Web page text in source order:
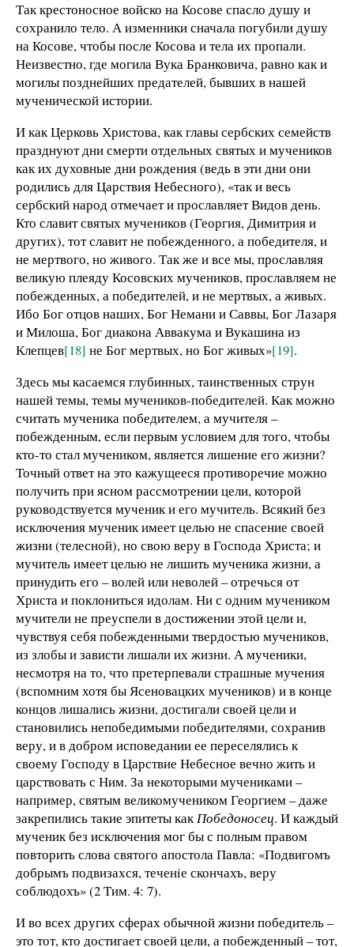
Так крестоносное войско на Косове спасло душу и
сохранило тело. А изменники сначала погубили душу
на Косове, чтобы после Косова и тела их пропали.
Неизвестно, где могила Вука Бранковича, равно как и
могилы позднейших предателей, бывших в нашей
мученической истории.
И как Церковь Христова, как главы сербских семейств
празднуют дни смерти отдельных святых и мучеников
как их духовные дни рождения (ведь в эти дни они
родились для Царствия Небесного), «так и весь
сербский народ отмечает и прославляет Видов день.
Кто славит святых мучеников (Георгия, Димитрия и
других), тот славит не побежденного, а победителя, и
не мертвого, но живого. Так же и все мы, прославляя
великую плеяду Косовских мучеников, прославляем не
побежденных, а победителей, и не мертвых, а живых.
Ибо Бог отцов наших, Бог Немани и Саввы, Бог Лазаря
и Милоша, Бог диакона Аввакума и Вукашина из
Клепцев[18] не Бог мертвых, но Бог живых»[19].
Здесь мы касаемся глубинных, таинственных струн
нашей темы, темы мучеников-победителей. Как можно
считать мученика победителем, а мучителя –
побежденным, если первым условием для того, чтобы
кто-то стал мучеником, является лишение его жизни?
Точный ответ на это кажущееся противоречие можно
получить при ясном рассмотрении цели, которой
руководствуется мученик и его мучитель. Всякий без
исключения мученик имеет целью не спасение своей
жизни (телесной), но свою веру в Господа Христа; и
мучитель имеет целью не лишить мученика жизни, а
принудить его – волей или неволей – отречься от
Христа и поклониться идолам. Ни с одним мучеником
мучители не преуспели в достижении этой цели и,
чувствуя себя побежденными твердостью мучеников,
из злобы и зависти лишали их жизни. А мученики,
несмотря на то, что претерпевали страшные мучения
(вспомним хотя бы Ясеновацких мучеников) и в конце
концов лишались жизни, достигали своей цели и
становились непобедимыми победителями, сохранив
веру, и в добром исповедании ее переселялись к
своему Господу в Царствие Небесное вечно жить и
царствовать с Ним. За некоторыми мучениками –
например, святым великомучеником Георгием – даже
закрепились такие эпитеты какПобедоносец. И каждый
мученик без исключения мог бы с полным правом
повторить слова святого апостола Павла: «Подвигомъ
добрымъ подвизахся, теченiе скончахъ, веру
соблюдохъ» (2 Тим. 4: 7).
И во всех других сферах обычной жизни победитель –
это тот, кто достигает своей цели, а побежденный – тот,